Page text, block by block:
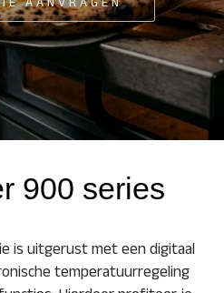
900 series
is uitgerust met een digitaal
temperatuurregeling